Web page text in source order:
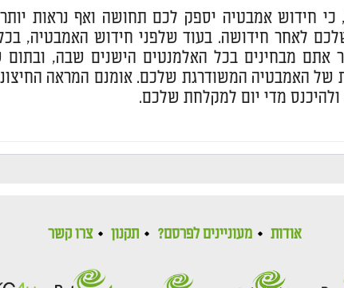
כי חידוש אמבטיה יספק לכם תחושה ואף נראות
לאחר חידושה. בעוד שלפני חידוש האמבטיה,
מבחינים בכל האלמנטים הישנים שבה, ובתום
של האמבטיה המשודרגת שלכם. אומנם המראה
ולהיכנס מדי יום למקלחת שלכם.
אודות מעוניינים לפרסם? תקנון צרו קשר